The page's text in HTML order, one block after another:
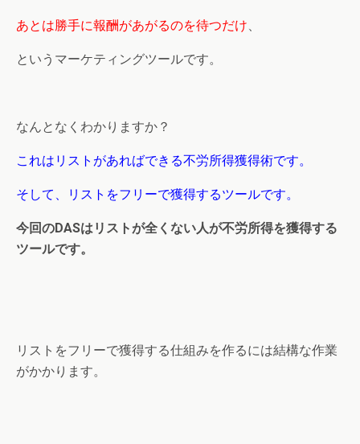
あとは勝手に報酬があがるのを待つだけ
というマーケティングツールです。
なんとなくわかりますか？
これはリストがあればできる不労所得獲得術です。
そして、リストをフリーで獲得するツールです。
今回のDASはリストが全くない人が不労所得を獲得する
ツールです。
リストをフリーで獲得する仕組みを作るには結構な作業
がかかります。